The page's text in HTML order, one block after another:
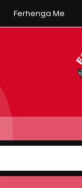
Ferhenga Me